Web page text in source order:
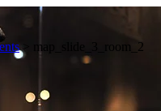
> map_slide_3_room_2